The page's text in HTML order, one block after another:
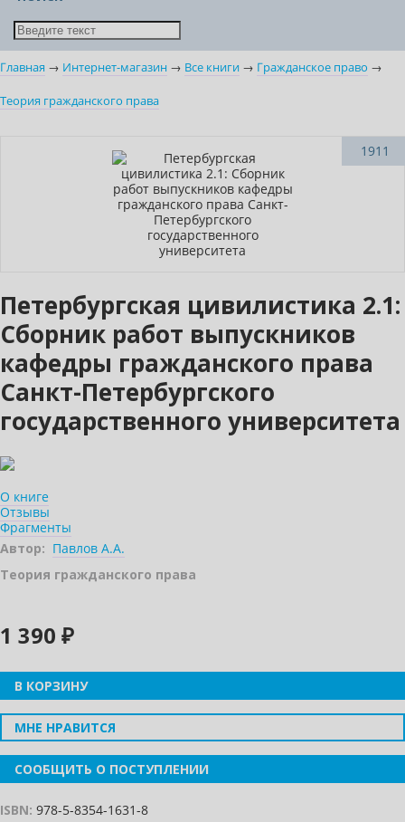
Главная → Интернет-магазин → Все книги → Гражданское право →
Теория гражданского права
1911
Петербургская цивилистика 2.1:
Сборник работ выпускников
кафедры гражданского права
Санкт-Петербургского
государственного университета
О книге
Отзывы
Фрагменты
Автор: Павлов А.А.
Теория гражданского права
1 390 ₽
В КОРЗИНУ
МНЕ НРАВИТСЯ
СООБЩИТЬ О ПОСТУПЛЕНИИ
ISBN: 978-5-8354-1631-8